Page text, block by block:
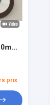
de
prix